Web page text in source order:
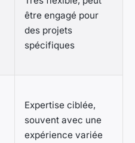
être engagé pour
des projets
spécifiques
Expertise ciblée,
souvent avec une
expérience variée